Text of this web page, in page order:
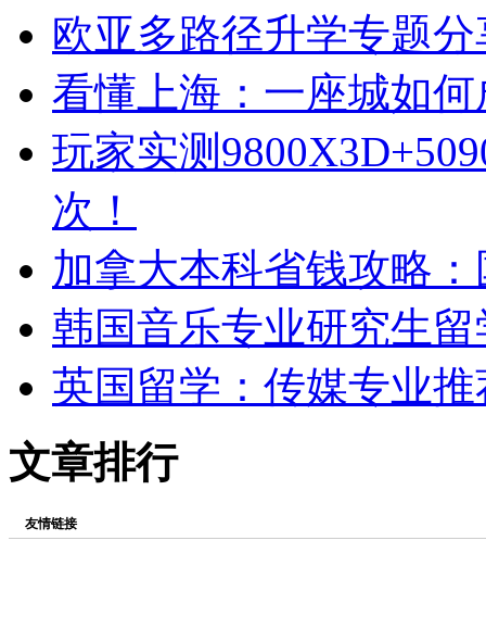
欧亚多路径升学专题
看懂上海：一座城如
玩家实测
次！
加拿大本科省钱攻略
韩国音乐专业研究生
英国留学：传媒专业推
文章排行
友情链接